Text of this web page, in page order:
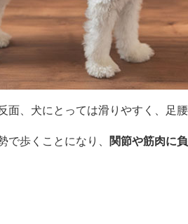
面、犬にとっては滑りやすく、足
で歩くことになり、 関節や筋肉に